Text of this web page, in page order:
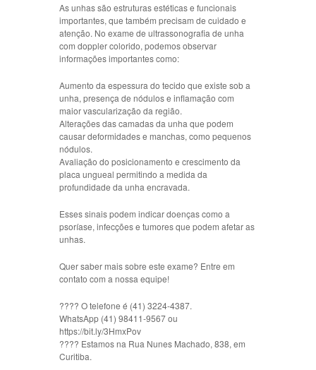
As unhas são estruturas estéticas e funcionais
importantes, que também precisam de cuidado e
atenção. No exame de ultrassonografia de unha
com doppler colorido, podemos observar
informações importantes como:
Aumento da espessura do tecido que existe sob a
unha, presença de nódulos e inflamação com
maior vascularização da região.
Alterações das camadas da unha que podem
causar deformidades e manchas, como pequenos
nódulos.
Avaliação do posicionamento e crescimento da
placa ungueal permitindo a medida da
profundidade da unha encravada.
Esses sinais podem indicar doenças como a
psoríase, infecções e tumores que podem afetar as
unhas.
Quer saber mais sobre este exame? Entre em
contato com a nossa equipe!
???? O telefone é (41) 3224-4387.
WhatsApp (41) 98411-9567 ou
https://bit.ly/3HmxPov
???? Estamos na Rua Nunes Machado, 838, em
Curitiba.